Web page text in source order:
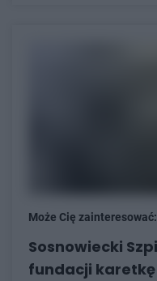
Może Cię zainteresować:
Sosnowiecki
fundacji